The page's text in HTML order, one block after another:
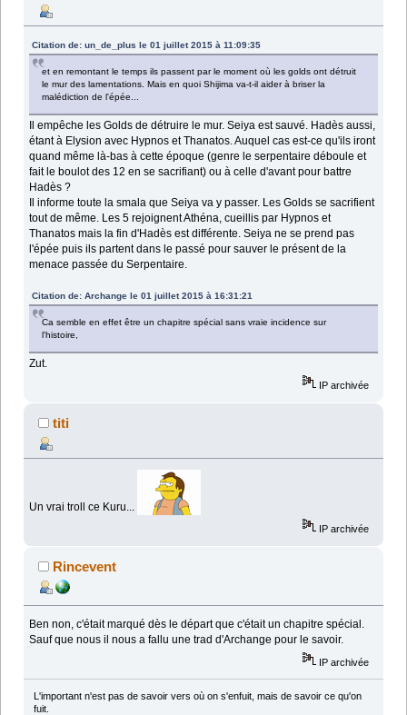
Citation de: un_de_plus le 01 juillet 2015 à 11:09:35
et en remontant le temps ils passent par le moment où les golds ont détruit
le mur des lamentations. Mais en quoi Shijima va-t-il aider à briser la
malédiction de l'épée...
Il empêche les Golds de détruire le mur. Seiya est sauvé. Hadès aussi,
étant à Elysion avec Hypnos et Thanatos. Auquel cas est-ce qu'ils iront
quand même là-bas à cette époque (genre le serpentaire déboule et
fait le boulot des 12 en se sacrifiant) ou à celle d'avant pour battre
Hadès ?
Il informe toute la smala que Seiya va y passer. Les Golds se sacrifient
tout de même. Les 5 rejoignent Athéna, cueillis par Hypnos et
Thanatos mais la fin d'Hadès est différente. Seiya ne se prend pas
l'épée puis ils partent dans le passé pour sauver le présent de la
menace passée du Serpentaire.
Citation de: Archange le 01 juillet 2015 à 16:31:21
Ca semble en effet être un chapitre spécial sans vraie incidence sur
l'histoire,
Zut.
IP archivée
titi
Un vrai troll ce Kuru...
IP archivée
Rincevent
Ben non, c'était marqué dès le départ que c'était un chapitre spécial.
Sauf que nous il nous a fallu une trad d'Archange pour le savoir.
IP archivée
L'important n'est pas de savoir vers où on s'enfuit, mais de savoir ce qu'on
fuit.